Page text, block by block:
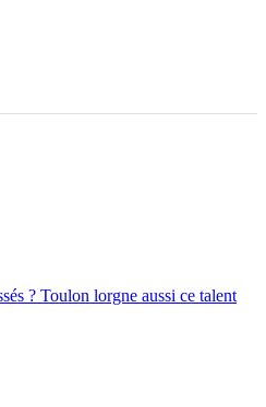
? Toulon lorgne aussi ce talent